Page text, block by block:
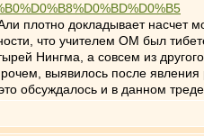
плотно докладывает насчет
что учителем ОМ был
Нингма, а совсем из
выявилось после
обсуждалось и в данном